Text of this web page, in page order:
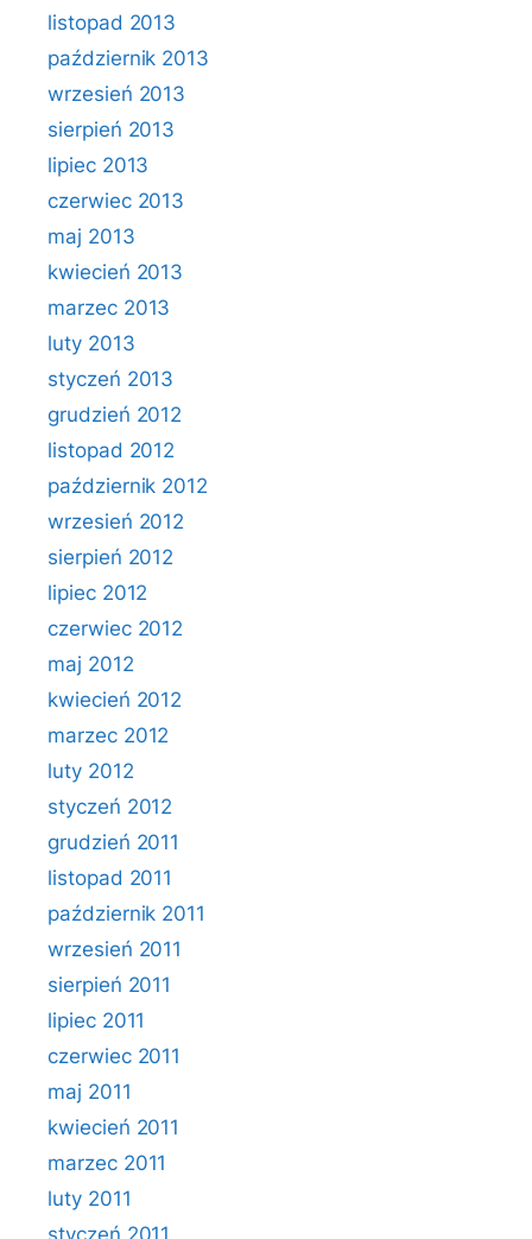
listopad 2013
październik 2013
wrzesień 2013
sierpień 2013
lipiec 2013
czerwiec 2013
maj 2013
kwiecień 2013
marzec 2013
luty 2013
styczeń 2013
grudzień 2012
listopad 2012
październik 2012
wrzesień 2012
sierpień 2012
lipiec 2012
czerwiec 2012
maj 2012
kwiecień 2012
marzec 2012
luty 2012
styczeń 2012
grudzień 2011
listopad 2011
październik 2011
wrzesień 2011
sierpień 2011
lipiec 2011
czerwiec 2011
maj 2011
kwiecień 2011
marzec 2011
luty 2011
styczeń 2011